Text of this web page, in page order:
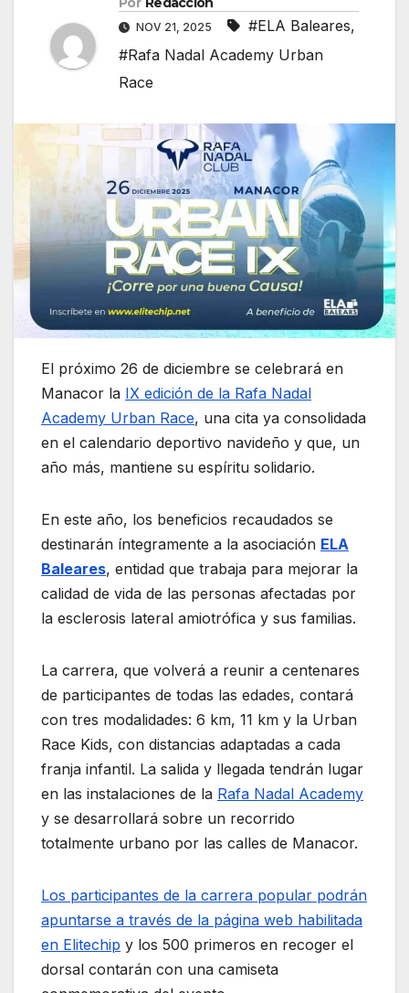
NOV 21, 2025 #ELA Baleares,
#Rafa Nadal Academy Urban
Race
El próximo 26 de diciembre se celebrará en
Manacor la IX edición de la Rafa Nadal
Academy Urban Race, una cita ya consolidada
en el calendario deportivo navideño y que, un
año más, mantiene su espíritu solidario.
En este año, los beneficios recaudados se
destinarán íntegramente a la asociación ELA
Baleares, entidad que trabaja para mejorar la
calidad de vida de las personas afectadas por
la esclerosis lateral amiotrófica y sus familias.
La carrera, que volverá a reunir a centenares
de participantes de todas las edades, contará
con tres modalidades: 6 km, 11 km y la Urban
Race Kids, con distancias adaptadas a cada
franja infantil. La salida y llegada tendrán lugar
en las instalaciones de la Rafa Nadal Academy
y se desarrollará sobre un recorrido
totalmente urbano por las calles de Manacor.
Los participantes de la carrera popular podrán
apuntarse a través de la página web habilitada
en Elitechip y los 500 primeros en recoger el
dorsal contarán con una camiseta